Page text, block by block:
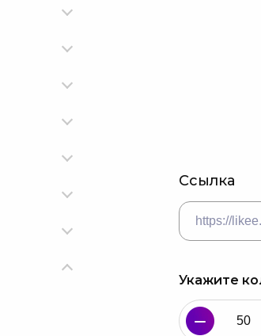
Ссылка
Укажите